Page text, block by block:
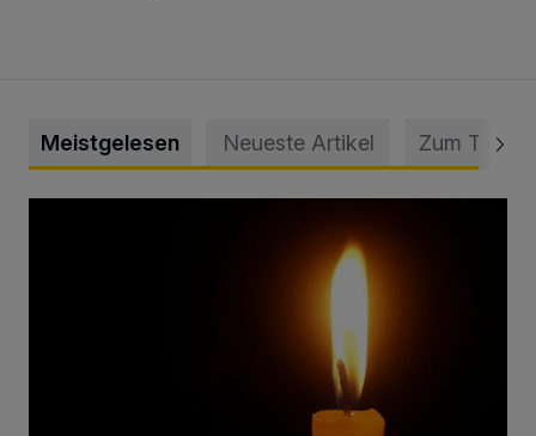
Meistgelesen Neueste Artikel Zum Thema